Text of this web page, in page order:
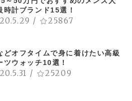
時計ブランド15選！
/ 25867
どオフタイムで身に着けたい高級
ツウォッチ10選！
/ 25209